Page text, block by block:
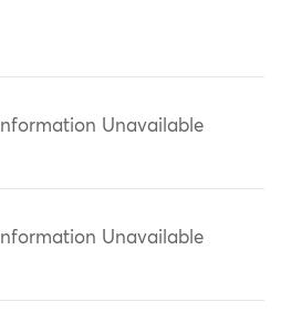
Information Unavailable
Information Unavailable